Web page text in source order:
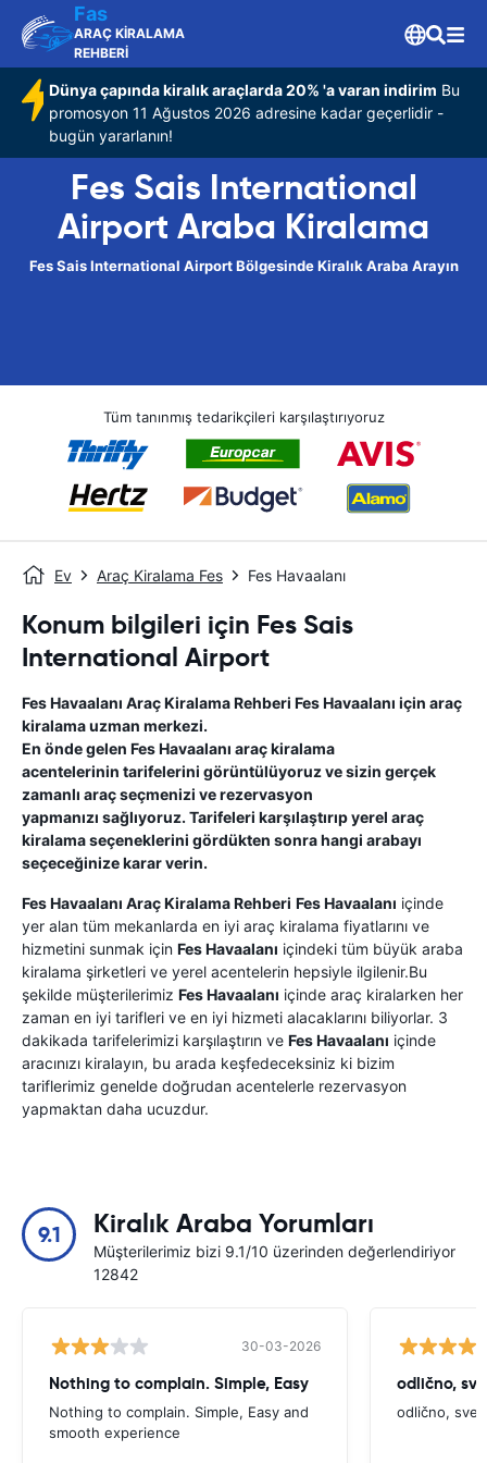
Fas
ARAÇ KİRALAMA
REHBERİ
Dünya çapında kiralık araçlarda 20% 'a varan indirim Bu
promosyon 11 Ağustos 2026 adresine kadar geçerlidir -
bugün yararlanın!
Fes Sais International
Airport Araba Kiralama
Fes Sais International Airport Bölgesinde Kiralık Araba Arayın
Tüm tanınmış tedarikçileri karşılaştırıyoruz
Ev Araç Kiralama Fes Fes Havaalanı
Konum bilgileri için Fes Sais
International Airport
Fes Havaalanı Araç Kiralama Rehberi Fes Havaalanı için araç
kiralama uzman merkezi.
En önde gelen Fes Havaalanı araç kiralama
acentelerinin tarifelerini görüntülüyoruz ve sizin gerçek
zamanlı araç seçmenizi ve rezervasyon
yapmanızı sağlıyoruz. Tarifeleri karşılaştırıp yerel araç
kiralama seçeneklerini gördükten sonra hangi arabayı
seçeceğinize karar verin.
Fes Havaalanı Araç Kiralama Rehberi Fes Havaalanı içinde
yer alan tüm mekanlarda en iyi araç kiralama fiyatlarını ve
hizmetini sunmak için Fes Havaalanı içindeki tüm büyük araba
kiralama şirketleri ve yerel acentelerin hepsiyle ilgilenir.Bu
şekilde müşterilerimiz Fes Havaalanı içinde araç kiralarken her
zaman en iyi tarifleri ve en iyi hizmeti alacaklarını biliyorlar. 3
dakikada tarifelerimizi karşılaştırın ve Fes Havaalanı içinde
aracınızı kiralayın, bu arada keşfedeceksiniz ki bizim
tariflerimiz genelde doğrudan acentelerle rezervasyon
yapmaktan daha ucuzdur.
9.1 Kiralık Araba Yorumları
Müşterilerimiz bizi 9.1/10 üzerinden değerlendiriyor
12842
30-03-2026
Nothing to complain. Simple, Easy
Nothing to complain. Simple, Easy and
smooth experience
odlično,
odlično, sve